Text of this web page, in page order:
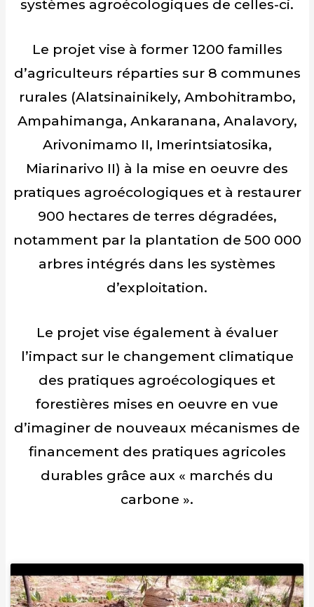
systèmes agroécologiques de celles-ci.
Le projet vise à former 1200 familles
d’agriculteurs réparties sur 8 communes
rurales (Alatsinainikely, Ambohitrambo,
Ampahimanga, Ankaranana, Analavory,
Arivonimamo II, Imerintsiatosika,
Miarinarivo II) à la mise en oeuvre des
pratiques agroécologiques et à restaurer
900 hectares de terres dégradées,
notamment par la plantation de 500 000
arbres intégrés dans les systèmes
d’exploitation.
Le projet vise également à évaluer
l’impact sur le changement climatique
des pratiques agroécologiques et
forestières mises en oeuvre en vue
d’imaginer de nouveaux mécanismes de
financement des pratiques agricoles
durables grâce aux « marchés du
carbone ».